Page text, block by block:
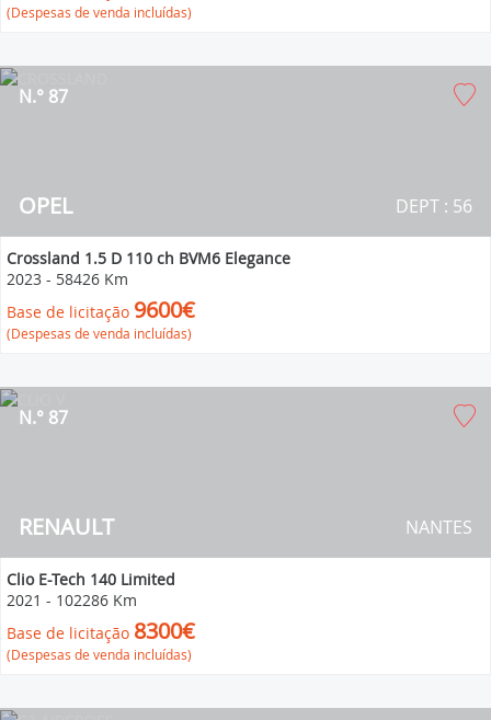
(Despesas de venda incluídas)
OPEL
N.° 87
DEPT : 56
Crossland 1.5 D 110 ch BVM6 Elegance
2023 - 58426 Km
Base de licitação 9600€
(Despesas de venda incluídas)
RENAULT
N.° 87
NANTES
Clio E-Tech 140 Limited
2021 - 102286 Km
Base de licitação 8300€
(Despesas de venda incluídas)